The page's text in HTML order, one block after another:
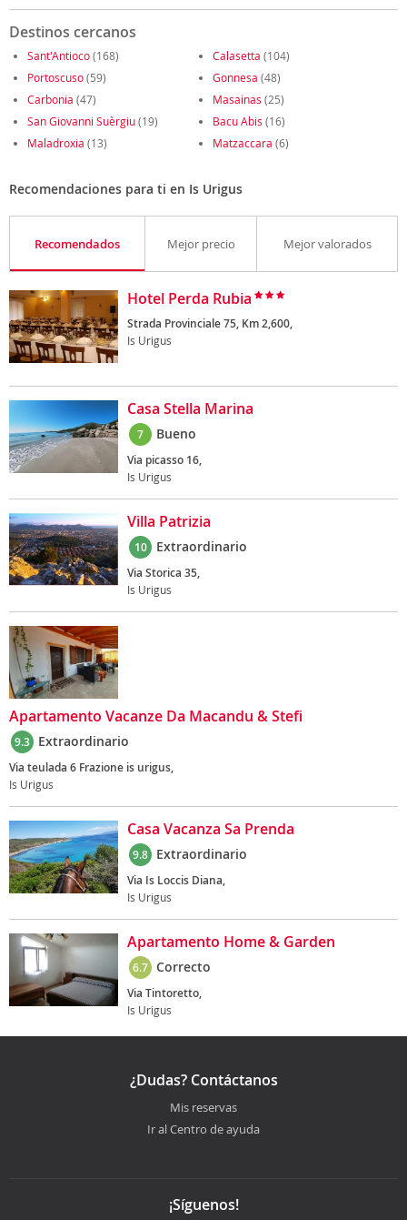
Destinos cercanos
Sant'Antioco(168) Calasetta (104)
Portoscuso(59) Gonnesa (48)
Carbonia (47) Masainas (25)
San Giovanni Suèrgiu(19) Bacu Abis (16)
Maladroxia (13) Matzaccara (6)
Recomendaciones para ti en Is Urigus
Recomendados Mejor precio Mejor valorados
Hotel Perda Rubia
Strada Provinciale 75, Km 2,600,
Is Urigus
Casa Stella Marina
7 Bueno
Via picasso 16,
Is Urigus
Villa Patrizia
10 Extraordinario
Via Storica 35,
Is Urigus
Apartamento Vacanze Da Macandu & Stefi
9.3 Extraordinario
Via teulada 6 Frazione is urigus,
Is Urigus
Casa Vacanza Sa Prenda
9.8 Extraordinario
Via Is Loccis Diana,
Is Urigus
Apartamento Home & Garden
6.7 Correcto
Via Tintoretto,
Is Urigus
¿Dudas? Contáctanos
Mis reservas
Ir al Centro de ayuda
¡Síguenos!